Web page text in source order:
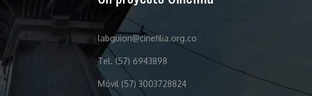
labguion@cinefilia.org.co
Tel. (57) 6943898
Móvil (57) 3003728824